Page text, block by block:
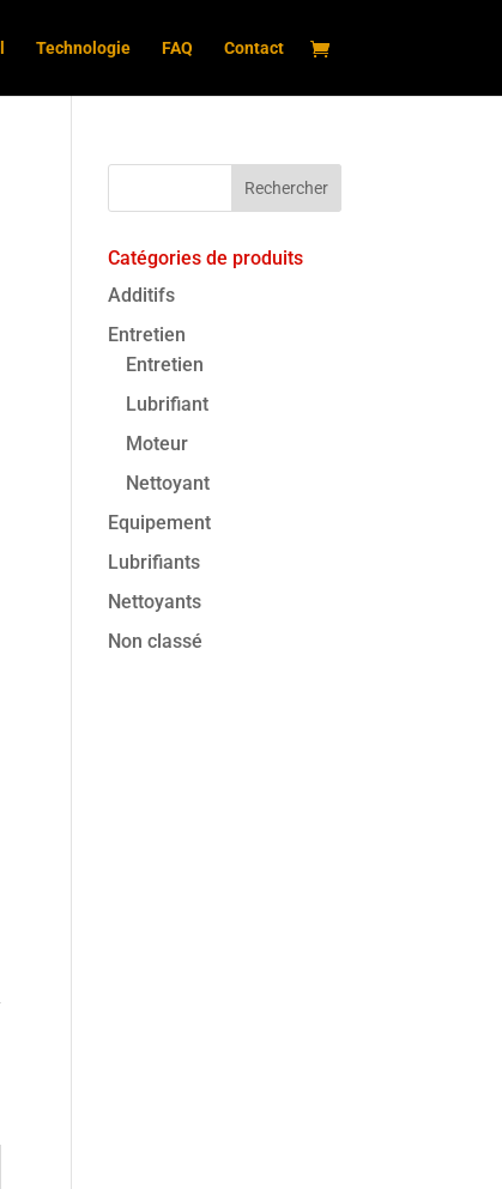
Technologie FAQ Contact
Catégories de produits
Additifs
Entretien
Entretien
Lubrifiant
Moteur
Nettoyant
Equipement
Lubrifiants
Nettoyants
Non classé